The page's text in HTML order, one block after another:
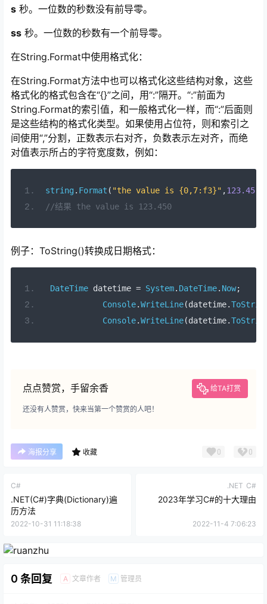
s 秒。一位数的秒数没有前导零。
ss 秒。一位数的秒数有一个前导零。
在String.Format中使用格式化：
在String.Format方法中也可以格式化这些结构对象，这些
格式化的格式包含在“{}”之间，用“:”隔开。“:”前面为
String.Format的索引值，和一般格式化一样，而“:”后面则
是这些结构的格式化类型。如果使用占位符，则和索引之
间使用“,”分割，正数表示右对齐，负数表示左对齐，而绝
对值表示所占的字符宽度数，例如：
string . Format ( "the value is {0,7:f3}" ,123.45);
//结果 the value is 123.450
例子：ToString()转换成日期格式：
DateTime datetime = System. DateTime. Now;
Console.WriteLine(datetime.
Console.WriteLine(datetime.
点点赞赏，手留余香 给TA打赏
还没有人赞赏，快来当第一个赞赏的人吧！
海报分享 收藏 0 0
C#
.NET(C#)字典(Dictionary)遍
历方法
2022-10-31 11:18:38
.NET C#
2023年学习C#的十大理由
2022-11-4 7:06:23
0 条回复 A 文章作者 M 管理员